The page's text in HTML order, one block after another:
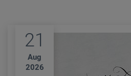
21
Aug
2026